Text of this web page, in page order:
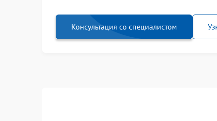
Консультация со специалистом